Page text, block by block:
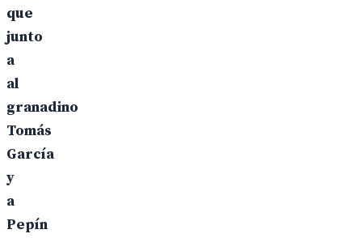
que
junto
a
al
granadino
Tomás
García
y
a
Pepín